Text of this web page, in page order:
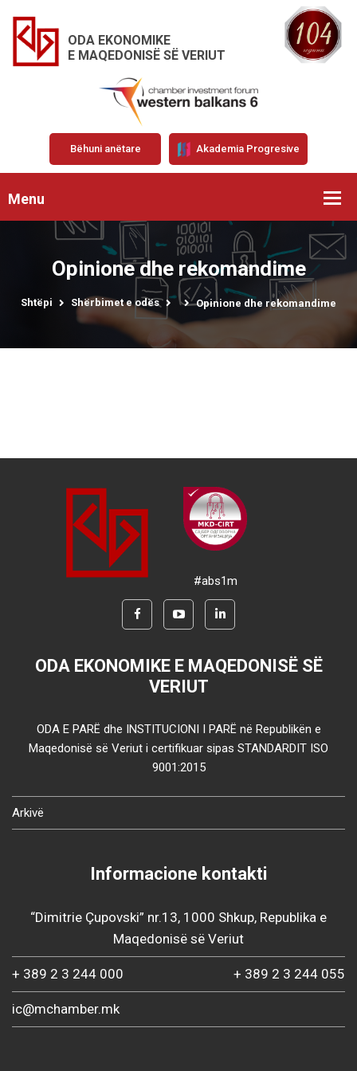
ODA EKONOMIKE
E MAQEDONISË SË VERIUT
Bëhuni anëtare Akademia Progresive
Menu
Opinione dhe rekomandime
Shtëpi Shërbimet e odës Opinione dhe rekomandime
#abs1m
ODA EKONOMIKE E MAQEDONISË SË
VERIUT
ODA E PARË dhe INSTITUCIONI I PARË në Republikën e
Maqedonisë së Veriut i certifikuar sipas STANDARDIT ISO
9001:2015
Arkivë
Informacione kontakti
“Dimitrie Çupovski” nr.13, 1000 Shkup, Republika e
Maqedonisë së Veriut
+ 389 2 3 244 000 + 389 2 3 244 055
ic@mchamber.mk